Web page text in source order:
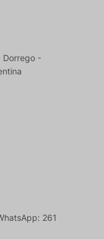
Dorrego -
261